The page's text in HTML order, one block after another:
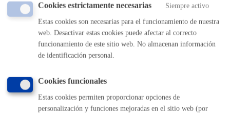
Gestiones para empresas
Volver al índice Volver atrás
Comunícate con el Ayuntamiento de Donostia / San
Sebastián
Cookies estrictamente necesarias Siempre activo
Estas cookies son necesarias para el funcionamiento de nuestra
web. Desactivar estas cookies puede afectar al correcto
funcionamiento de este sitio web. No almacenan información
de identificación personal.
Cookies funcionales
Estas cookies permiten proporcionar opciones de
personalización y funciones mejoradas en el sitio web (por